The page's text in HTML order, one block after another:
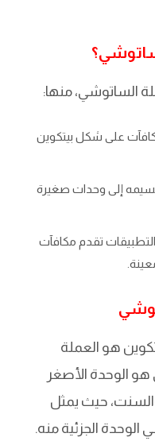
الساتوشي، منها:
على شكل بيتكوين
إلى وحدات صغيرة
تقدم مكافآت
هو العملة
هو الوحدة الأصغر
والسنت، حيث يمثل
الوحدة الجزئية منه.